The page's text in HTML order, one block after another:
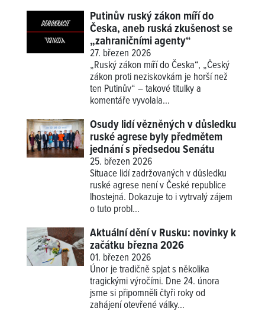
Putinův ruský zákon míří do
Česka, aneb ruská zkušenost se
„zahraničními agenty“
27. březen 2026
„Ruský zákon míří do Česka“, „Český
zákon proti neziskovkám je horší než
ten Putinův“ – takové titulky a
komentáře vyvolala...
Osudy lidí vězněných v důsledku
ruské agrese byly předmětem
jednání s předsedou Senátu
25. březen 2026
Situace lidí zadržovaných v důsledku
ruské agrese není v České republice
lhostejná. Dokazuje to i vytrvalý zájem
o tuto probl...
Aktuální dění v Rusku: novinky k
začátku března 2026
01. březen 2026
Únor je tradičně spjat s několika
tragickými výročími. Dne 24. února
jsme si připomněli čtyři roky od
zahájení otevřené války...